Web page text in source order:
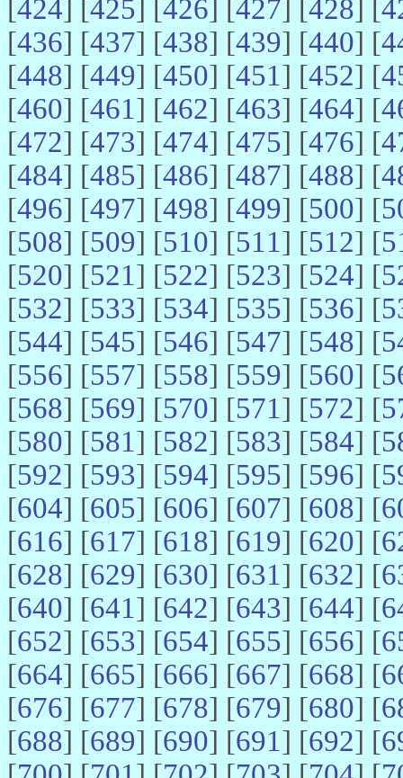
[424] [425] [426] [427] [428] [
[436] [437] [438] [439] [440] [
[448] [449] [450] [451] [452] [
[460] [461] [462] [463] [464] [
[472] [473] [474] [475] [476] [
[484] [485] [486] [487] [488] [
[496] [497] [498] [499] [500] [
[508] [509] [510] [511] [512] [
[520] [521] [522] [523] [524] [
[532] [533] [534] [535] [536] [
[544] [545] [546] [547] [548] [
[556] [557] [558] [559] [560] [
[568] [569] [570] [571] [572] [
[580] [581] [582] [583] [584] [
[592] [593] [594] [595] [596] [
[604] [605] [606] [607] [608] [
[616] [617] [618] [619] [620] [
[628] [629] [630] [631] [632] [
[640] [641] [642] [643] [644] [
[652] [653] [654] [655] [656] [
[664] [665] [666] [667] [668] [
[676] [677] [678] [679] [680] [
[688] [689] [690] [691] [692] [